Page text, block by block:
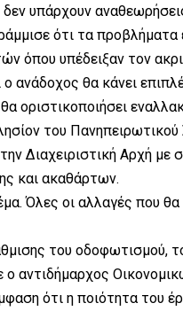
υπάρχουν
ότι τα
όπου υπέδειξαν τον
ανάδοχος θα κάνει
οριστικοποιήσει
του Πανηπειρωτικού
Διαχειριστική Αρχή
και ακαθάρτων.
Όλες οι αλλαγές που
του οδοφωτισμού,
ο αντιδήμαρχος
ότι η ποιότητα του